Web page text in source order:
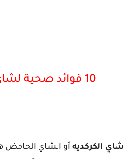
شاي الكركديه أو الشاي الحامض